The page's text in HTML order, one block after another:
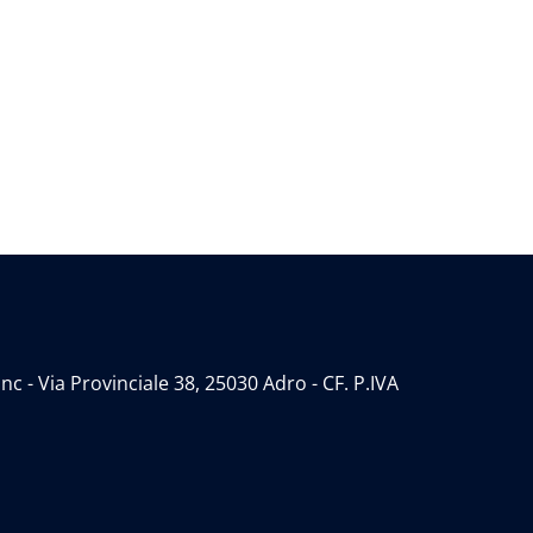
- Via Provinciale 38, 25030 Adro - CF. P.IVA